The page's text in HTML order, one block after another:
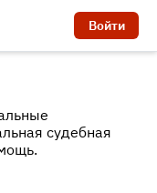
Войти
судебная